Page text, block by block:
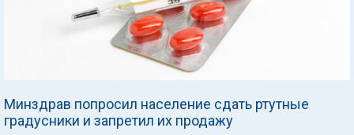
Минздрав попросил население сдать ртутные
градусники и запретил их продажу